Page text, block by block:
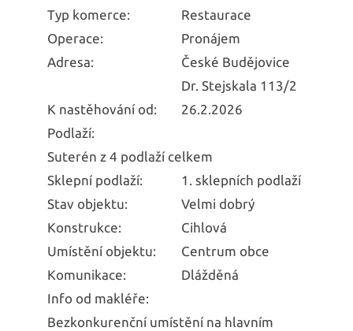
Typ komerce:
Restaurace
Operace:
Pronájem
Adresa:
České Budějovice
Dr. Stejskala 113/2
K nastěhování od:
26.2.2026
Podlaží:
Suterén z 4 podlaží celkem
Sklepní podlaží:
1. sklepních podlaží
Stav objektu:
Velmi dobrý
Konstrukce:
Cihlová
Umístění objektu:
Centrum obce
Komunikace:
Dlážděná
Info od makléře:
Bezkonkurenční umístění na hlavním